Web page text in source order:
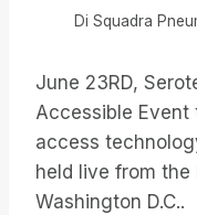
Di Squadra
June 23RD,
Accessible
access
held live from the
Washington D.C..